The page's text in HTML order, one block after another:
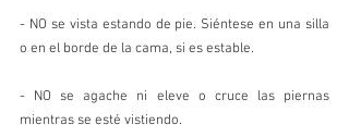
- NO se vista estando de pie. Siéntese en una silla
o en el borde de la cama, si es estable.
- NO se agache ni eleve o cruce las piernas
mientras se esté vistiendo.